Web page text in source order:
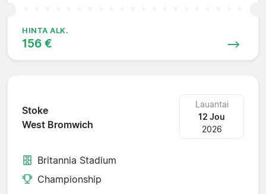
HINTA ALK.
156 €
Stoke
West Bromwich
Lauantai
12 Jou
2026
Britannia Stadium
Championship